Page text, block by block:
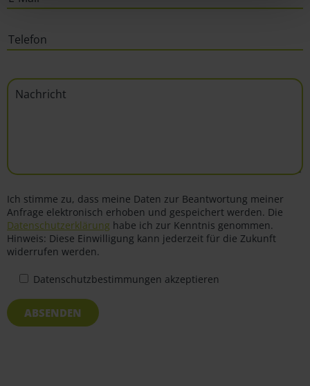
Ich stimme zu, dass meine Daten zur Beantwortung meiner
Anfrage elektronisch erhoben und gespeichert werden. Die
Datenschutzerklärung habe ich zur Kenntnis genommen.
Hinweis: Diese Einwilligung kann jederzeit für die Zukunft
widerrufen werden.
Datenschutzbestimmungen akzeptieren
ABSENDEN